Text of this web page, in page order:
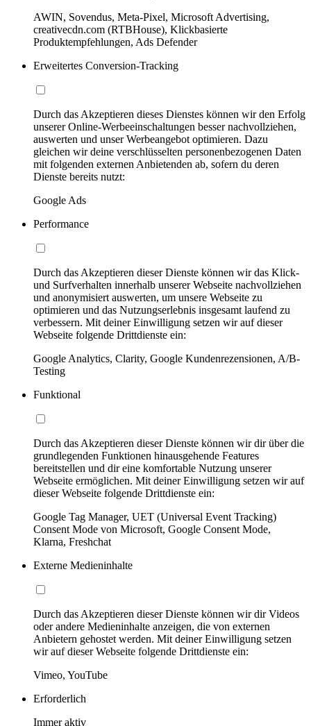
AWIN, Sovendus, Meta-Pixel, Microsoft Advertising,
creativecdn.com (RTBHouse), Klickbasierte
Produktempfehlungen, Ads Defender
Erweitertes Conversion-Tracking
Durch das Akzeptieren dieses Dienstes können wir den Erfolg
unserer Online-Werbeeinschaltungen besser nachvollziehen,
auswerten und unser Werbeangebot optimieren. Dazu
gleichen wir deine verschlüsselten personenbezogenen Daten
mit folgenden externen Anbietenden ab, sofern du deren
Dienste bereits nutzt:
Google Ads
Performance
Durch das Akzeptieren dieser Dienste können wir das Klick-
und Surfverhalten innerhalb unserer Webseite nachvollziehen
und anonymisiert auswerten, um unsere Webseite zu
optimieren und das Nutzungserlebnis insgesamt laufend zu
verbessern. Mit deiner Einwilligung setzen wir auf dieser
Webseite folgende Drittdienste ein:
Google Analytics, Clarity, Google Kundenrezensionen, A/B-
Testing
Funktional
Durch das Akzeptieren dieser Dienste können wir dir über die
grundlegenden Funktionen hinausgehende Features
bereitstellen und dir eine komfortable Nutzung unserer
Webseite ermöglichen. Mit deiner Einwilligung setzen wir auf
dieser Webseite folgende Drittdienste ein:
Google Tag Manager, UET (Universal Event Tracking)
Consent Mode von Microsoft, Google Consent Mode,
Klarna, Freshchat
Externe Medieninhalte
Durch das Akzeptieren dieser Dienste können wir dir Videos
oder andere Medieninhalte anzeigen, die von externen
Anbietern gehostet werden. Mit deiner Einwilligung setzen
wir auf dieser Webseite folgende Drittdienste ein:
Vimeo, YouTube
Erforderlich
Immer aktiv